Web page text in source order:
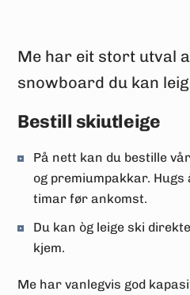
Me har eit stort utval
snowboard du kan
Bestill skiutleige
På nett kan du bestille
og premiumpakkar.
timar før ankomst.
Du kan òg leige ski
kjem.
Me har vanlegvis god